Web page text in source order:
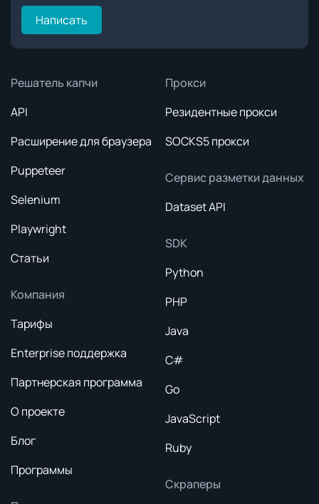
Написать
Решатель капчи
API
Расширение для браузера
Puppeteer
Selenium
Playwright
Статьи
Компания
Тарифы
Enterprise поддержка
Партнерская программа
О проекте
Блог
Программы
Прокси
Резидентные прокси
SOCKS5 прокси
Сервис разметки данных
Dataset API
SDK
Python
PHP
Java
C#
Go
JavaScript
Ruby
Скраперы